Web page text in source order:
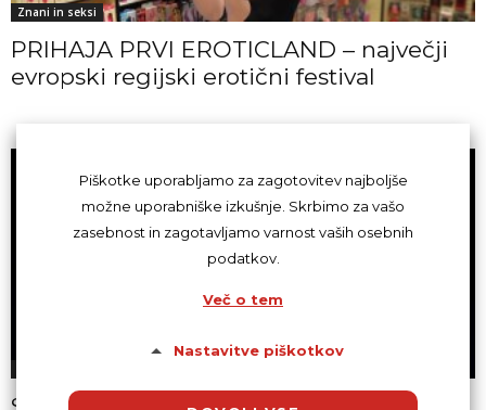
Znani in seksi
PRIHAJA PRVI EROTICLAND – največji
evropski regijski erotični festival
Piškotke uporabljamo za zagotovitev najboljše
možne uporabniške izkušnje. Skrbimo za vašo
zasebnost in zagotavljamo varnost vaših osebnih
podatkov.
Več o tem
Nastavitve piškotkov